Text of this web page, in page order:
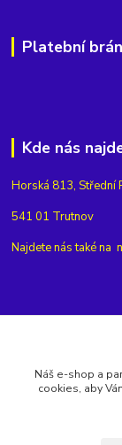
Platební
Kde nás
Horská 813, Střední
541 01 Trutnov
Najdete nás také na
Náš e-shop a
cookies, aby